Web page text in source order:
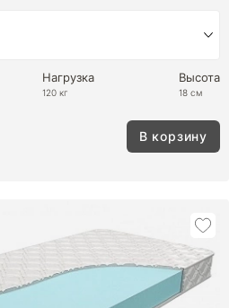
Нагрузка
120 кг
Высота
18 см
В корзину